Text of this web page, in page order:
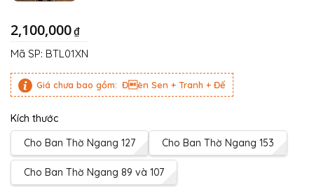
2,100,000₫
Kích thước
Cho Ban Thờ Ngang 127
Cho Ban Thờ Ngang 153
Cho Ban Thờ Ngang 89 và 107
Mã SP: BTL01XN
Giá chưa bao gồm: Đèn Sen + Tranh + Đế